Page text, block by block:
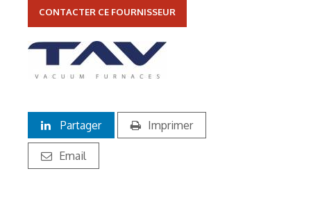
CONTACTER CE FOURNISSEUR
Partager Imprimer
Email